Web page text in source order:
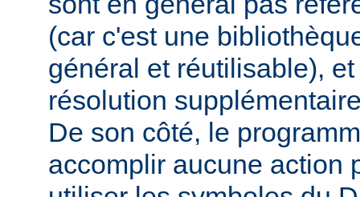
(car c'est une
général et réutilisable),
résolution
De son côté, le
accomplir aucune action